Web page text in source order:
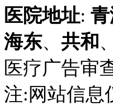
医院地址:
海东、 共和 、
医疗广告审
注:网站信息